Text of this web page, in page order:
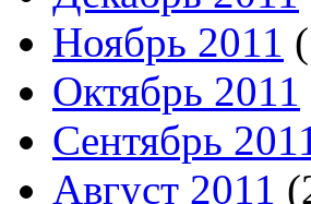
Ноябрь 2011
Октябрь 2011
Сентябрь
Август 2011